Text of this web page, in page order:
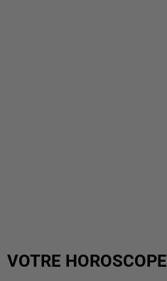
VOTRE HOROSCOPE